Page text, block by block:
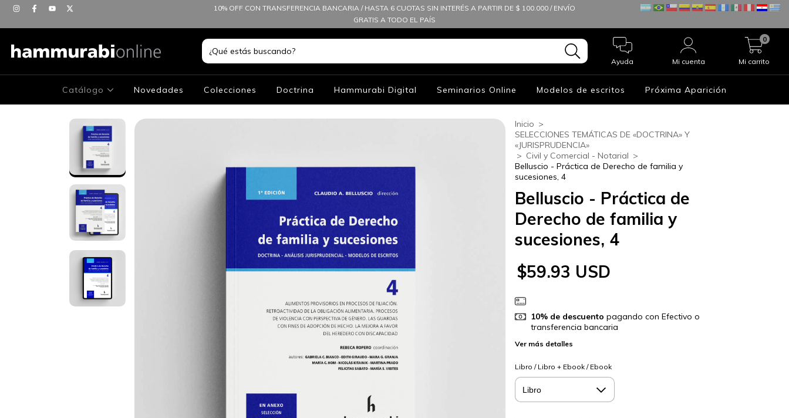
10% OFF CON TRANSFERENCIA BANCARIA / HASTA 6 CUOTAS SIN INTERÉS A PARTIR DE $ 100.000 / ENVÍO
GRATIS A TODO EL PAÍS
Ayuda Mi cuenta Mi carrito
0
Catálogo Novedades Colecciones Doctrina Hammurabi Digital Seminarios Online Modelos de escritos Próxima Aparición
Inicio >
SELECCIONES TEMÁTICAS DE «DOCTRINA» Y
«JURISPRUDENCIA»
> Civil y Comercial - Notarial >
Belluscio - Práctica de Derecho de familia y
sucesiones, 4
Belluscio - Práctica de
Derecho de familia y
sucesiones, 4
$59.93 USD
10% de descuento pagando con Efectivo o
transferencia bancaria
Ver más detalles
Libro / Libro + Ebook / Ebook